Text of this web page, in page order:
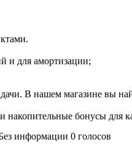
и для амортизации;
В нашем магазине вы
бонусы для
0 голосов